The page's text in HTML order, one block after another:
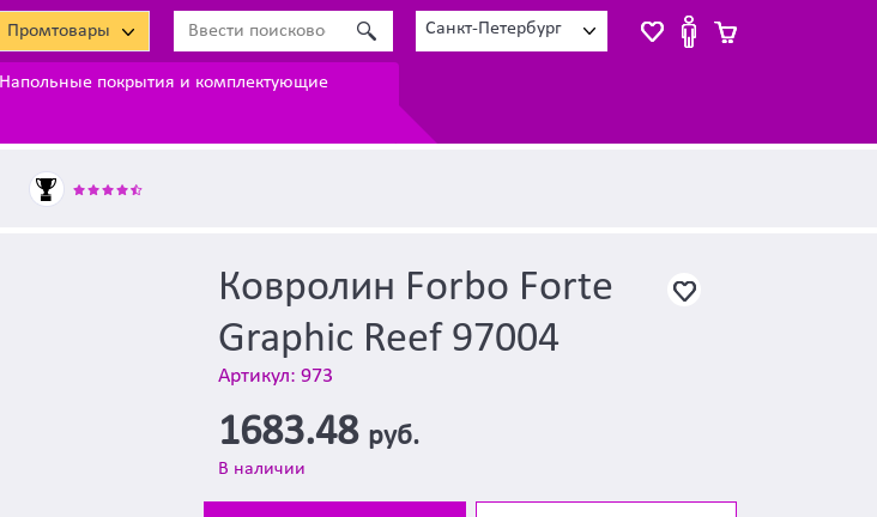
Промтовары Санкт-Петербург
Напольные покрытия и комплектующие
Ковролин Forbo Forte
Graphic Reef 97004
Артикул: 973
1683.48 руб.
В наличии